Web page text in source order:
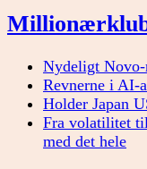
Nydeligt Novo-
Revnerne i AI-
Holder Japan
Fra volatilitet
med det hele